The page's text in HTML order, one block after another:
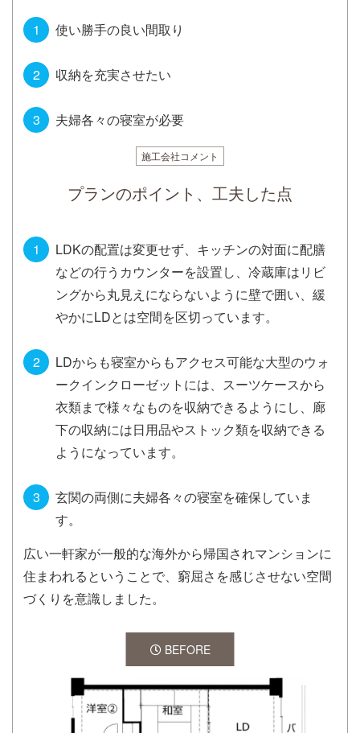
使い勝手の良い間取り
収納を充実させたい
夫婦各々の寝室が必要
施工会社コメント
プランのポイント、工夫した点
LDKの配置は変更せず、キッチンの対面に配膳
などの行うカウンターを設置し、冷蔵庫はリビ
ングから丸見えにならないように壁で囲い、緩
やかにLDとは空間を区切っています。
LDからも寝室からもアクセス可能な大型のウォ
ークインクローゼットには、スーツケースから
衣類まで様々なものを収納できるようにし、廊
下の収納には日用品やストック類を収納できる
ようになっています。
玄関の両側に夫婦各々の寝室を確保していま
す。
広い一軒家が一般的な海外から帰国されマンションに
住まわれるということで、窮屈さを感じさせない空間
づくりを意識しました。
BEFORE